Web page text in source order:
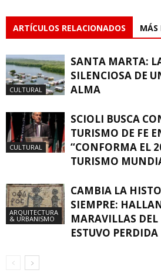
ARTÍCULOS RELACIONADOS MÁS
CULTURAL
SANTA MARTA:
SILENCIOSA DE
ALMA
CULTURAL
SCIOLI BUSCA
TURISMO DE FE
“CONFORMA EL
TURISMO
ARQUITECTURA
& URBANISMO
CAMBIA LA
SIEMPRE:
MARAVILLAS
ESTUVO